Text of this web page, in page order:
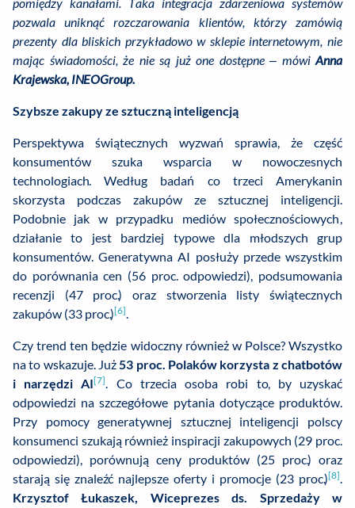
pomiędzy kanałami. Taka integracja zdarzeniowa systemów
pozwala uniknąć rozczarowania klientów, którzy zamówią
prezenty dla bliskich przykładowo w sklepie internetowym, nie
mając świadomości, że nie są już one dostępne – mówi Anna
Krajewska, INEOGroup.
Szybsze zakupy ze sztuczną inteligencją
Perspektywa świątecznych wyzwań sprawia, że część
konsumentów szuka wsparcia w nowoczesnych
technologiach. Według badań co trzeci Amerykanin
skorzysta podczas zakupów ze sztucznej inteligencji.
Podobnie jak w przypadku mediów społecznościowych,
działanie to jest bardziej typowe dla młodszych grup
konsumentów. Generatywna AI posłuży przede wszystkim
do porównania cen (56 proc. odpowiedzi), podsumowania
recenzji (47 proc.) oraz stworzenia listy świątecznych
zakupów (33 proc.)[6].
Czy trend ten będzie widoczny również w Polsce? Wszystko
na to wskazuje. Już53 proc. Polaków korzysta z chatbotów
i narzędzi AI[7]. Co trzecia osoba robi to, by uzyskać
odpowiedzi na szczegółowe pytania dotyczące produktów.
Przy pomocy generatywnej sztucznej inteligencji polscy
konsumenci szukają również inspiracji zakupowych (29 proc.
odpowiedzi), porównują ceny produktów (25 proc.) oraz
starają się znaleźć najlepsze oferty i promocje (23 proc.)[8].
Krzysztof Łukaszek, Wiceprezes ds. Sprzedaży w